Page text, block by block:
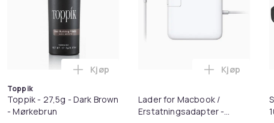
Balances Scalp & Controls Excess Oil i handlekurven
8 deler Xiaomi Roborock S5 Max/S6 Pure/S6 MAXV/S50/
Toppik
Toppik - 27,5g - Dark Brown
- Mørkebrun
Legg Toppik - 27,5g - Dark Brown -
Kjøp
Lader for Macbook /
Erstatningsadapter -
Legg Lader
Kjøp